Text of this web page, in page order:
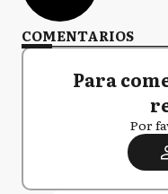
COMENTARIOS
Para
Por